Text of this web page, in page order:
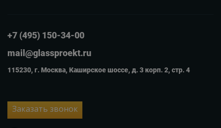
+7 (495) 150-34-00
mail@glassproekt.ru
115230, г. Москва, Каширское шоссе, д. 3 корп. 2, стр. 4
Заказать звонок